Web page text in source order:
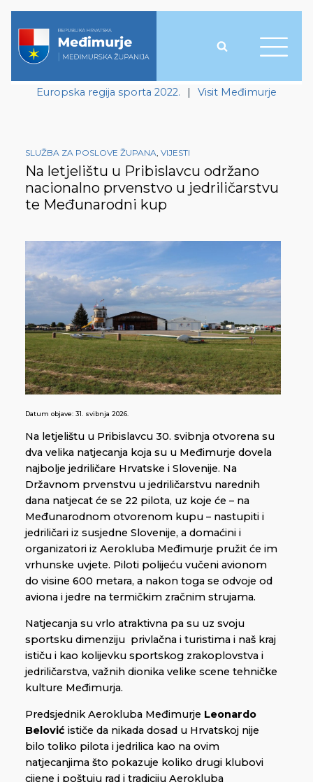
Europska regija sporta 2022. | Visit Međimurje
SLUŽBA ZA POSLOVE ŽUPANA, VIJESTI
Na letjelištu u Pribislavcu održano
nacionalno prvenstvo u jedriličarstvu
te Međunarodni kup
Datum objave: 31. svibnja 2026.
Na letjelištu u Pribislavcu 30. svibnja otvorena su
dva velika natjecanja koja su u Međimurje dovela
najbolje jedriličare Hrvatske i Slovenije. Na
Državnom prvenstvu u jedriličarstvu narednih
dana natjecat će se 22 pilota, uz koje će – na
Međunarodnom otvorenom kupu – nastupiti i
jedriličari iz susjedne Slovenije, a domaćini i
organizatori iz Aerokluba Međimurje pružit će im
vrhunske uvjete. Piloti polijeću vučeni avionom
do visine 600 metara, a nakon toga se odvoje od
aviona i jedre na termičkim zračnim strujama.
Natjecanja su vrlo atraktivna pa su uz svoju
sportsku dimenziju privlačna i turistima i naš kraj
ističu i kao kolijevku sportskog zrakoplovstva i
jedriličarstva, važnih dionika velike scene tehničke
kulture Međimurja.
Predsjednik Aerokluba Međimurje Leonardo
Belović ističe da nikada dosad u Hrvatskoj nije
bilo toliko pilota i jedrilica kao na ovim
natjecanjima što pokazuje koliko drugi klubovi
cijene i poštuju rad i tradiciju Aerokluba